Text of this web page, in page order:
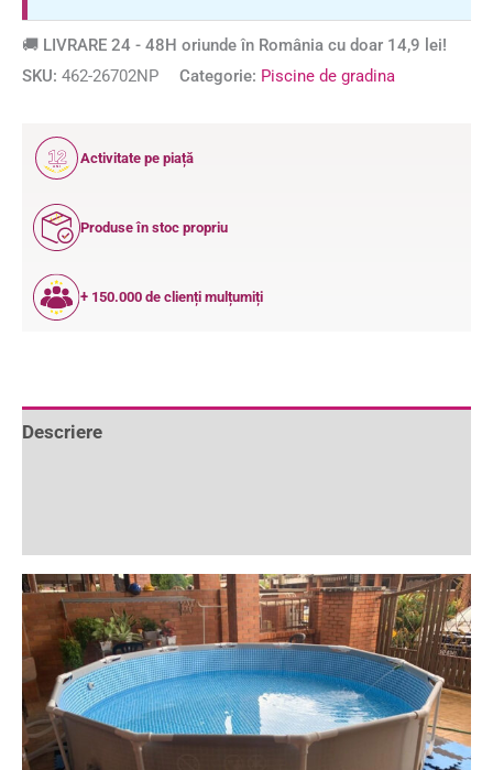
🚚 LIVRARE 24 - 48H oriunde în România cu doar 14,9 lei!
SKU: 462-26702NP Categorie: Piscine de gradina
12
ANI
Activitate pe piață
Produse în stoc propriu
+ 150.000 de clienți mulțumiți
Descriere